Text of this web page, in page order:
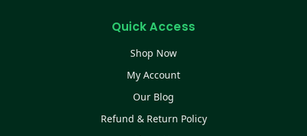
Quick Access
Shop Now
My Account
Our Blog
Refund & Return Policy